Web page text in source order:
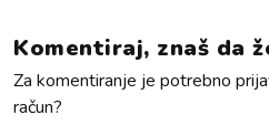
Komentiraj, znaš da
Za komentiranje je potrebno
račun?